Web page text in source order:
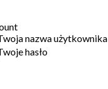
nazwa użytkownika
hasło